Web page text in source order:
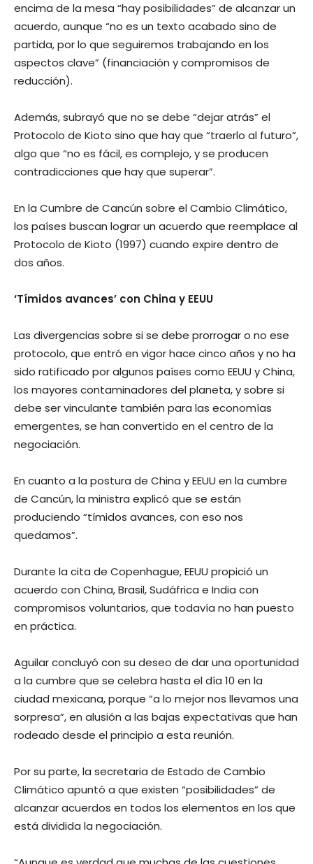
encima de la mesa “hay posibilidades” de alcanzar un
acuerdo, aunque “no es un texto acabado sino de
partida, por lo que seguiremos trabajando en los
aspectos clave” (financiación y compromisos de
reducción).
Además, subrayó que no se debe “dejar atrás” el
Protocolo de Kioto sino que hay que “traerlo al futuro”,
algo que “no es fácil, es complejo, y se producen
contradicciones que hay que superar”.
En la Cumbre de Cancún sobre el Cambio Climático,
los países buscan lograr un acuerdo que reemplace al
Protocolo de Kioto (1997) cuando expire dentro de
dos años.
‘Tímidos avances’ con China y EEUU
Las divergencias sobre si se debe prorrogar o no ese
protocolo, que entró en vigor hace cinco años y no ha
sido ratificado por algunos países como EEUU y China,
los mayores contaminadores del planeta, y sobre si
debe ser vinculante también para las economías
emergentes, se han convertido en el centro de la
negociación.
En cuanto a la postura de China y EEUU en la cumbre
de Cancún, la ministra explicó que se están
produciendo “tímidos avances, con eso nos
quedamos”.
Durante la cita de Copenhague, EEUU propició un
acuerdo con China, Brasil, Sudáfrica e India con
compromisos voluntarios, que todavía no han puesto
en práctica.
Aguilar concluyó con su deseo de dar una oportunidad
a la cumbre que se celebra hasta el día 10 en la
ciudad mexicana, porque “a lo mejor nos llevamos una
sorpresa”, en alusión a las bajas expectativas que han
rodeado desde el principio a esta reunión.
Por su parte, la secretaria de Estado de Cambio
Climático apuntó a que existen “posibilidades” de
alcanzar acuerdos en todos los elementos en los que
está dividida la negociación.